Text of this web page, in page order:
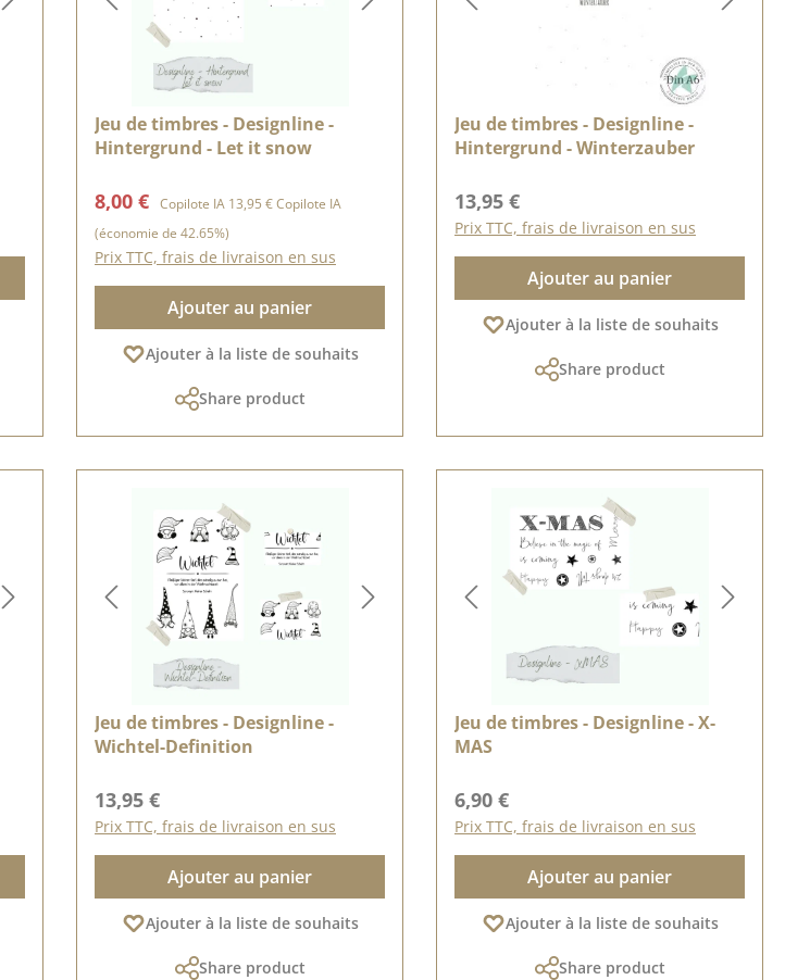
Jeu de timbres - Designline -
Hintergrund - Let it snow
Prix de vente :
8,00 € Copilote IA Prix régulier :
13,95 €Copilote IA
(économie de 42.65%)
Prix TTC, frais de livraison en sus
Ajouter au panier
Ajouter à la liste de souhaits
Share product
Jeu de timbres - Designline -
Hintergrund - Winterzauber
Prix régulier :
13,95 €
Prix TTC, frais de livraison en sus
Ajouter au panier
Ajouter à la liste de souhaits
Share product
Jeu de timbres - Designline -
Wichtel-Definition
Prix régulier :
13,95 €
Prix TTC, frais de livraison en sus
Ajouter au panier
Ajouter à la liste de souhaits
Share product
Jeu de timbres - Designline - X-
MAS
Prix régulier :
6,90 €
Prix TTC, frais de livraison en sus
Ajouter au panier
Ajouter à la liste de souhaits
Share product